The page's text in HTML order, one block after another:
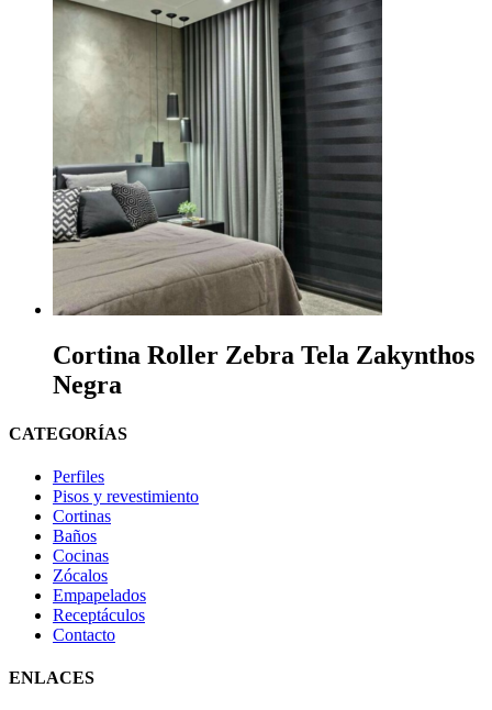
Cortina Roller Zebra Tela Zakynthos
Negra
CATEGORÍAS
Perfiles
Pisos y revestimiento
Cortinas
Baños
Cocinas
Zócalos
Empapelados
Receptáculos
Contacto
ENLACES